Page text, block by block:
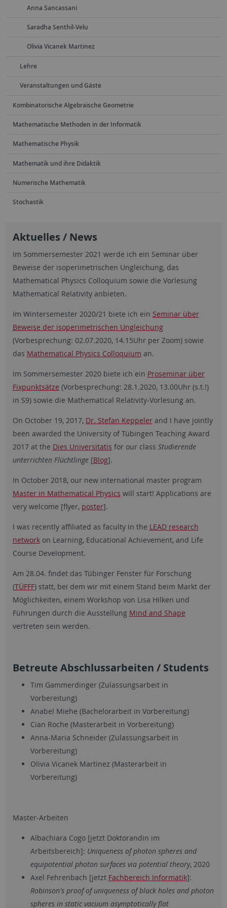
Anna Sancassani
Saradha Senthil-Velu
Olivia Vicanek Martinez
Lehre
Veranstaltungen und Gäste
Kombinatorische Algebraische Geometrie
Mathematische Methoden in der Informatik
Mathematische Physik
Mathematik und ihre Didaktik
Numerische Mathematik
Stochastik
Aktuelles / News
Im Sommersemester 2021 werde ich ein Seminar über
Beweise der isoperimetrischen Ungleichung, das
Mathematical Physics Colloquium sowie die Vorlesung
Mathematical Relativity anbieten.
Im Wintersemester 2020/21 biete ich ein Seminar über
Beweise der isoperimetrischen Ungleichung
(Vorbesprechung: 02.07.2020, 14.15Uhr per Zoom) sowie
das Mathematical Physics Colloquium an.
Im Sommersemester 2020 biete ich ein Proseminar über
Fixpunktsätze (Vorbesprechung: 28.1.2020, 13.00Uhr (s.t.!)
in S9) sowie die Mathematical Relativity-Vorlesung an.
On October 19, 2017, Dr. Stefan Keppelerand I have jointly
been awarded the University of Tübingen Teaching Award
2017 at the Dies Universitatis for our class Studierende
unterrichten Flüchtlinge [Blog].
In October 2018, our new international master program
Master in Mathematical Physics will start! Applications are
very welcome [flyer, poster].
I was recently affiliated as faculty in the LEAD research
networkon Learning, Educational Achievement, and Life
Course Development.
Am 28.04. findet das Tübinger Fenster für Forschung
(TÜFFF) statt, bei dem wir mit einem Stand beim Markt der
Möglichkeiten, einem Workshop von Lisa Hilken und
Führungen durch die Ausstellung Mind and Shape
vertreten sein werden.
Betreute Abschlussarbeiten / Students
Tim Gammerdinger (Zulassungsarbeit in
Vorbereitung)
Anabel Miehe (Bachelorarbeit in Vorbereitung)
Cian Roche (Masterarbeit in Vorbereitung)
Anna-Maria Schneider (Zulassungsarbeit in
Vorbereitung)
Olivia Vicanek Martinez (Masterarbeit in
Vorbereitung)
Master-Arbeiten
Albachiara Cogo [jetzt Doktorandin im
Arbeitsbereich]: Uniqueness of photon spheres and
equipotential photon surfaces via potential theory, 2020
Axel Fehrenbach [jetzt Fachbereich Informatik]:
Robinson's proof of uniqueness of black holes and photon
spheres in static vacuum asymptotically flat